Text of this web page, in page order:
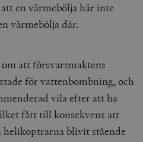
en värmebölja här inte
värmebölja där.
att försvarsmaktens
för vattenbombning, och
vila efter att ha
fått till konsekvens att
blivit stående